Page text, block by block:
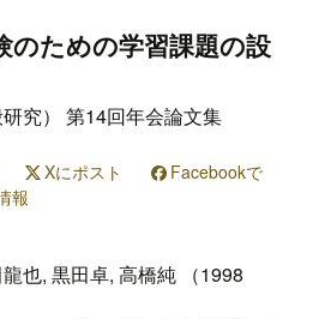
のための学習課題の設
究） 第14回年会論文集
Xにポスト
Facebookで
報
也, 黒田卓, 高橋純 （1998